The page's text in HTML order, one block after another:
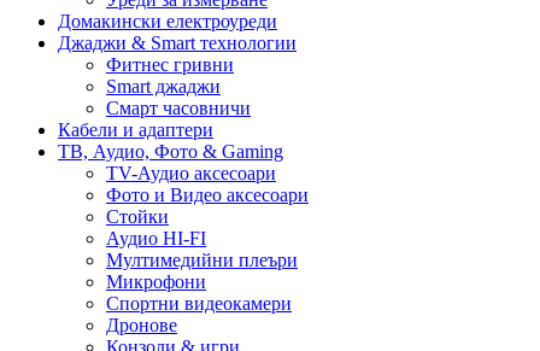
Домакински електроуреди
Джаджи & Smart технологии
Фитнес гривни
Smart джаджи
Смарт часовничи
Кабели и адаптери
ТВ, Аудио, Фото & Gaming
TV-Аудио аксесоари
Фото и Видео аксесоари
Стойки
Аудио HI-FI
Мултимедийни плеъри
Микрофони
Спортни видеокамери
Дронове